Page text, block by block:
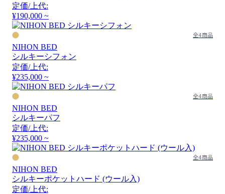
定価/上代:
¥190,000 ~
全4商品
NIHON BED
シルキーシフォン
定価/上代:
¥235,000 ~
全4商品
NIHON BED
シルキーパフ
定価/上代:
¥235,000 ~
全4商品
NIHON BED
シルキーポケットハード (ウール入)
定価/上代: